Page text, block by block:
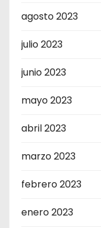
agosto 2023
julio 2023
junio 2023
mayo 2023
abril 2023
marzo 2023
febrero 2023
enero 2023